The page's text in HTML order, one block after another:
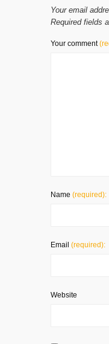
Your email
Required fields
Your comment
Name (required):
Email (required):
Website